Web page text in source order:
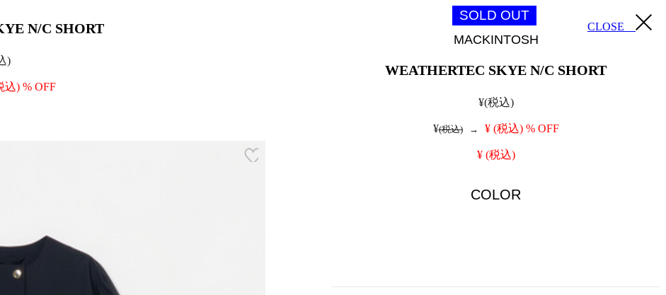
N/C SHORT
)
込) % OFF
SOLD OUT
MACKINTOSH
WEATHERTEC SKYE N/C SHORT
¥(税込)
¥(税込) → ¥ (税込) % OFF
¥ (税込)
COLOR
CLOSE